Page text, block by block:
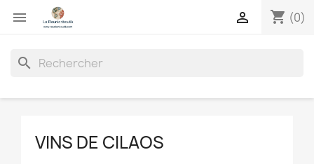
 shopping_cart (0)

search
VINS DE CILAOS